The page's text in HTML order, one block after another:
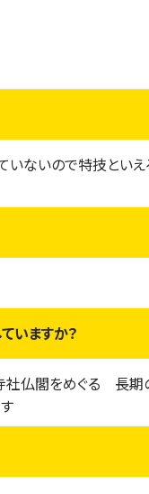
いないので特技とい
いますか？
仏閣をめぐる 長期